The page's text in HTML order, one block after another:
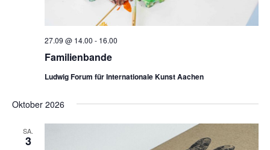
Familienbande
27.09 @ 14.00 - 16.00
Ludwig Forum für Internationale Kunst Aachen
Oktober 2026
SA.
3